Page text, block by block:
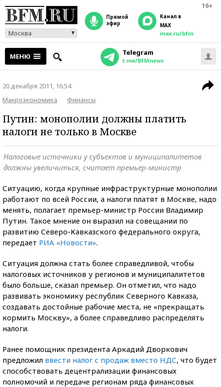
16+
Москва
прямой
эфир
Канал в
MAX
max.ru/bfm
МЕНЮ Telegram
t.me/BFMnews
20 декабря 2011, 16:54
Макроэкономика
Финансы
Путин: монополии должны платить
налоги не только в Москве
Налоговые источники у субъектов и муниципалитетов
должны увеличиться, считает премьер-министр
Ситуацию, когда крупные инфраструктурные монополии
работают по всей России, а налоги платят в Москве, надо
менять, полагает премьер-министр России Владимир
Путин. Такое мнение он выразил на совещании по
развитию Северо-Кавказского федерального округа,
передает РИА «Новости».
Ситуация должна стать более справедливой, чтобы
налоговых источников у регионов и муниципалитетов
было больше, сказал премьер. Он отметил, что надо
развивать экономику республик Северного Кавказа,
создавать достойные рабочие места, не «прекращать
кормить Москву», а более справедливо распределять
налоги.
Ранее помощник президента Аркадий Дворкович
предложил ввести налог с продаж вместо НДС, что будет
способствовать децентрализации финансовых
полномочий и передаче регионам ряда финансовых